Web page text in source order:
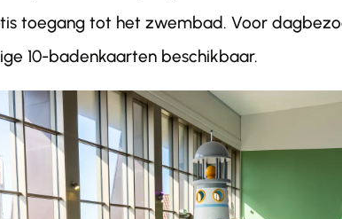
toegang tot het zwembad. Voor
10-badenkaarten beschikbaar.